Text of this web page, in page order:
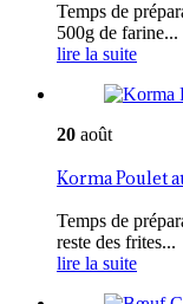
Temps de
500g de farine...
lire la suite
20 août
Korma Poulet
Temps de
reste des frites...
lire la suite